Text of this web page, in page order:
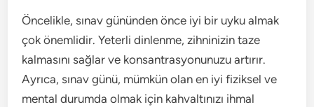
Öncelikle, sınav gününden önce iyi bir uyku almak
çok önemlidir. Yeterli dinlenme, zihninizin taze
kalmasını sağlar ve konsantrasyonunuzu artırır.
Ayrıca, sınav günü, mümkün olan en iyi fiziksel ve
mental durumda olmak için kahvaltınızı ihmal